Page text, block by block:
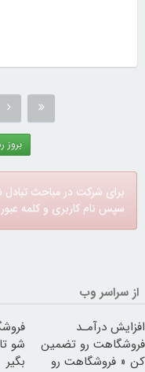
برای شرکت در مباحث تبادل
سپس نام کاربری و کلمه
از سراسر وب
افزایش درآمـد
فروشگاهت رو تضمین
کن « فروشگاهت رو
بگیر